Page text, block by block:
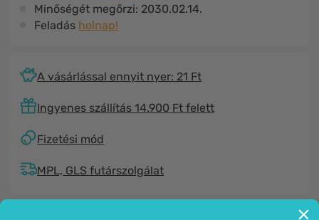
Minőségét megőrzi: 2030.02.14.
Feladás holnap!
A vásárlással ennyit nyer: 21 Ft
Ingyenes szállítás 14.900 Ft felett
Fizetési mód
MPL, GLS futárszolgálat